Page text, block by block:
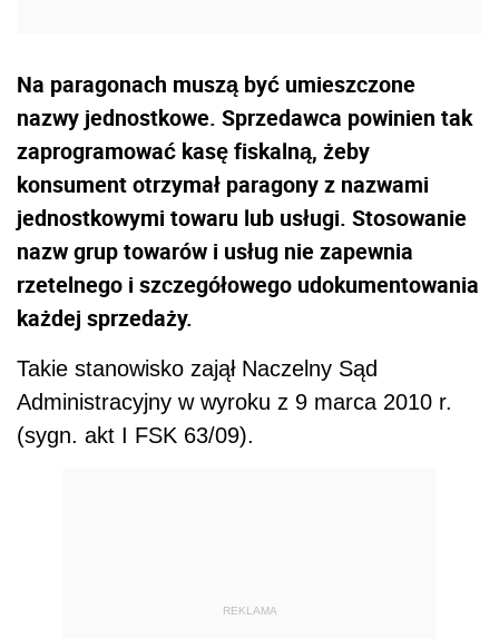
Na paragonach muszą być umieszczone
nazwy jednostkowe. Sprzedawca powinien tak
zaprogramować kasę fiskalną, żeby
konsument otrzymał paragony z nazwami
jednostkowymi towaru lub usługi. Stosowanie
nazw grup towarów i usług nie zapewnia
rzetelnego i szczegółowego udokumentowania
każdej sprzedaży.
Takie stanowisko zajął Naczelny Sąd
Administracyjny w wyroku z 9 marca 2010 r.
(sygn. akt I FSK 63/09).
REKLAMA